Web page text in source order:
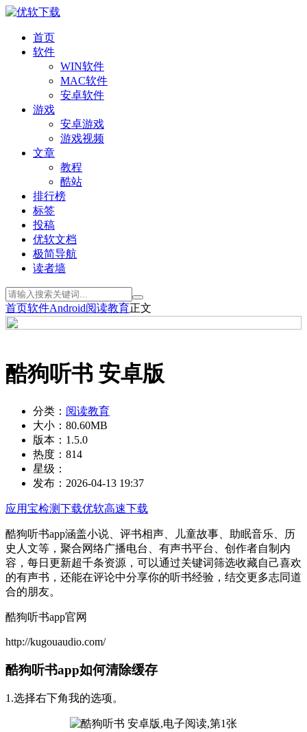
首页
软件
WIN软件
MAC软件
安卓软件
游戏
安卓游戏
游戏视频
文章
教程
酷站
排行榜
标签
投稿
优软文档
极简导航
读者墙
首页软件Android阅读教育正文
酷狗听书 安卓版
分类： 阅读教育
大小： 80.60MB
版本： 1.5.0
热度： 814
星级：
发布： 2026-04-13 19:37
应用宝检测下载优软高速下载
酷狗听书app涵盖小说、评书相声、儿童故事、助眠音乐、历
史人文等，聚合网络广播电台、有声书平台、创作者自制内
容，每日更新超千条资源，可以通过关键词筛选收藏自己喜欢
的有声书，还能在评论中分享你的听书经验，结交更多志同道
合的朋友。
酷狗听书app官网
http://kugouaudio.com/
酷狗听书app如何清除缓存
1.选择右下角我的选项。